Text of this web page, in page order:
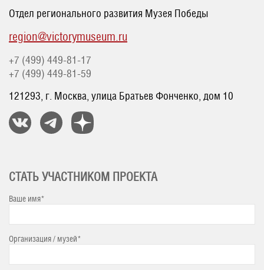
Отдел регионального развития Музея Победы
region@victorymuseum.ru
+7 (499) 449-81-17
+7 (499) 449-81-59
121293, г. Москва, улица Братьев Фонченко, дом 10
СТАТЬ УЧАСТНИКОМ ПРОЕКТА
Ваше имя*
Организация / музей*